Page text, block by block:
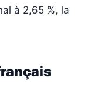
à 2,65 %, la